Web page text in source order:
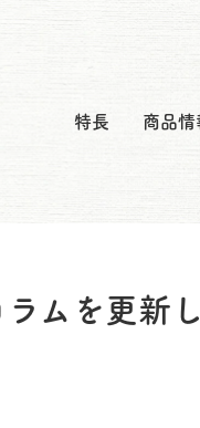
特長 商品情
ムを更新